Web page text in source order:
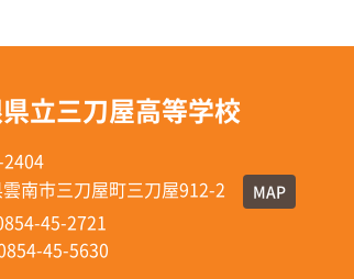
立三刀屋高等学校
南市三刀屋町三刀屋912-2
MAP
45-2721
45-5630